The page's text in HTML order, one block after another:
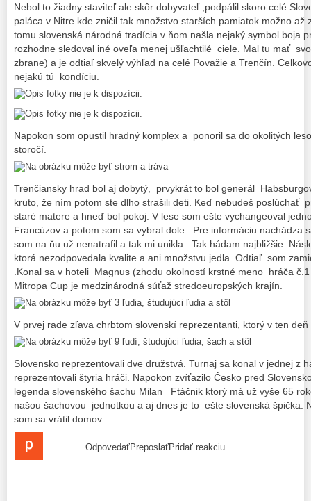
Nebol to žiadny staviteľ ale skôr dobyvateľ ,podpálil skoro celé
paláca v Nitre kde zničil tak množstvo starších pamiatok možno až
tomu slovenská národná tradícia v ňom našla nejaký symbol boja
rozhodne sledoval iné oveľa menej ušľachtilé ciele. Mal tu mať
zbrane) a je odtiaľ skvelý výhľad na celé Považie a Trenčín.
nejakú tú kondíciu.
Napokon som opustil hradný komplex a ponoril sa do okolitých
storočí.
Trenčiansky hrad bol aj dobytý, prvykrát to bol generál
kruto, že ním potom ste dlho strašili deti. Keď nebudeš poslúchať
staré matere a hneď bol pokoj. V lese som ešte vychangeoval
Francúzov a potom som sa vybral dole. Pre informáciu nachádza
som na ňu už nenatrafil a tak mi unikla. Tak hádam najbližšie.
ktorá nezodpovedala kvalite a ani množstvu jedla. Odtiaľ som
.Konal sa v hoteli Magnus (zhodu okolností krstné meno hráča
Mitropa Cup je medzinárodná súťaž stredoeuropských krajín.
V prvej rade zľava chrbtom slovenskí reprezentanti, ktorý v ten
Slovensko reprezentovali dve družstvá. Turnaj sa konal v jednej z
reprezentovali štyria hráči. Napokon zvíťazilo Česko pred
legenda slovenského šachu Milan Ftáčnik ktorý má už vyše 65
našou šachovou jednotkou a aj dnes je to ešte slovenská špička.
som sa vrátil domov.
OdpovedaťPreposlaťPridať reakciu